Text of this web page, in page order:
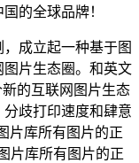
的全球品牌！
成立起一种基于图
片生态圈。和英文
新的互联网图片生态
歧打印速度和肆意
片库所有图片的正
片库所有图片的正